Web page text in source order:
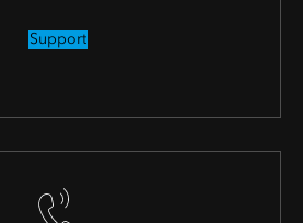
Support